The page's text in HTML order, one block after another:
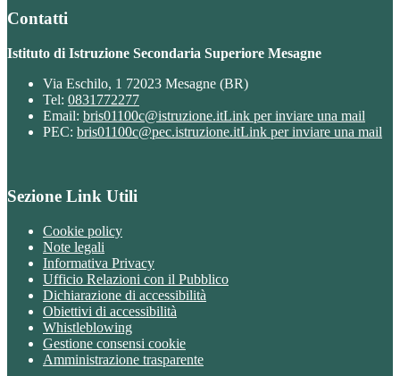
Contatti
Istituto di Istruzione Secondaria Superiore Mesagne
Via Eschilo, 1 72023 Mesagne (BR)
Tel: 0831772277
Email: bris01100c@istruzione.itLink per inviare una mail
PEC: bris01100c@pec.istruzione.itLink per inviare una mail
Sezione Link Utili
Cookie policy
Note legali
Informativa Privacy
Ufficio Relazioni con il Pubblico
Dichiarazione di accessibilità
Obiettivi di accessibilità
Whistleblowing
Gestione consensi cookie
Amministrazione trasparente